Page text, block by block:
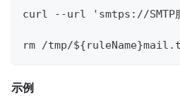
curl --url 'smtps://SMTP服
rm /tmp/
示例